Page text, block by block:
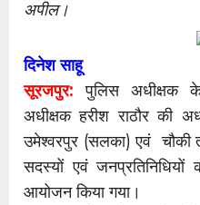
अपील।
दिनेश साहू
सूरजपुर: पुलिस अधीक्षक
अधीक्षक हरीश राठौर की
उमेश्वरपुर (सलका) एवं चौकी
सदस्यों एवं
आयोजन किया गया।